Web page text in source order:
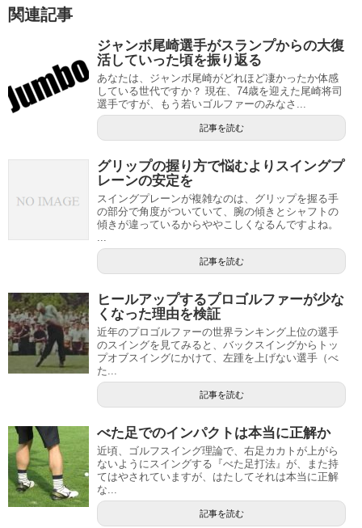
関連記事
ジャンボ尾崎選手がスランプからの大復
活していった頃を振り返る
あなたは、ジャンボ尾崎がどれほど凄かったか体感
している世代ですか？ 現在、74歳を迎えた尾崎将司
選手ですが、もう若いゴルファーのみなさ...
記事を読む
グリップの握り方で悩むよりスイングプ
レーンの安定を
スイングプレーンが複雑なのは、グリップを握る手
の部分で角度がついていて、腕の傾きとシャフトの
傾きが違っているからややこしくなるんですよね。
...
記事を読む
ヒールアップするプロゴルファーが少な
くなった理由を検証
近年のプロゴルファーの世界ランキング上位の選手
のスイングを見てみると、バックスイングからトッ
プオブスイングにかけて、左踵を上げない選手（べ
た...
記事を読む
べた足でのインパクトは本当に正解か
近頃、ゴルフスイング理論で、右足カカトが上がら
ないようにスイングする『べた足打法』が、また持
てはやされていますが、はたしてそれは本当に正解
な...
記事を読む